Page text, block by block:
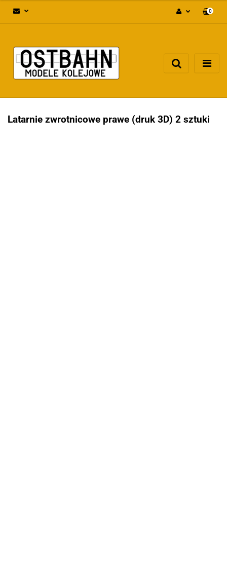
Dodaj zgłoszenie
0
Latarnie zwrotnicowe prawe (druk 3D) 2 sztuki